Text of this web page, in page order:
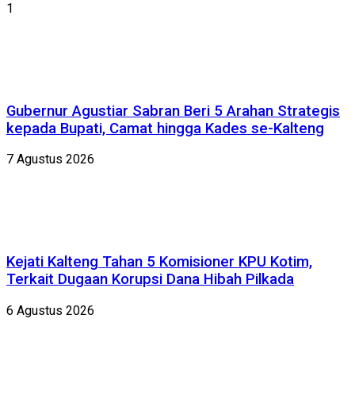
1
Gubernur Agustiar Sabran Beri 5 Arahan Strategis
kepada Bupati, Camat hingga Kades se-Kalteng
7 Agustus 2026
Kejati Kalteng Tahan 5 Komisioner KPU Kotim,
Terkait Dugaan Korupsi Dana Hibah Pilkada
6 Agustus 2026